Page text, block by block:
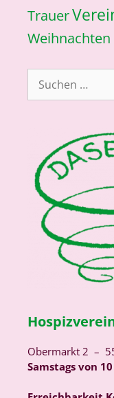
Trauer
Weihnachten
nach:
Obermarkt 2 –
Samstags von